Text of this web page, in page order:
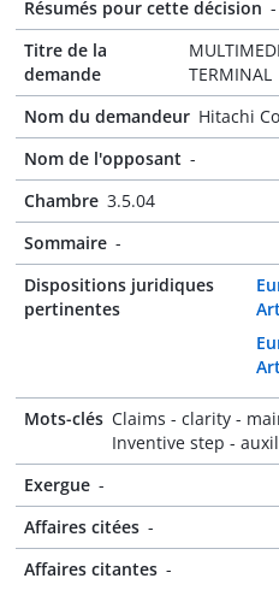
Résumés pour cette décision -
Titre de la
demande
TERMINAL
Nom du demandeur Hitachi
Nom de l'opposant -
Chambre 3.5.04
Sommaire -
Dispositions juridiques
pertinentes
Mots-clés Claims - clarity -
Inventive step -
Exergue -
Affaires citées -
Affaires citantes -